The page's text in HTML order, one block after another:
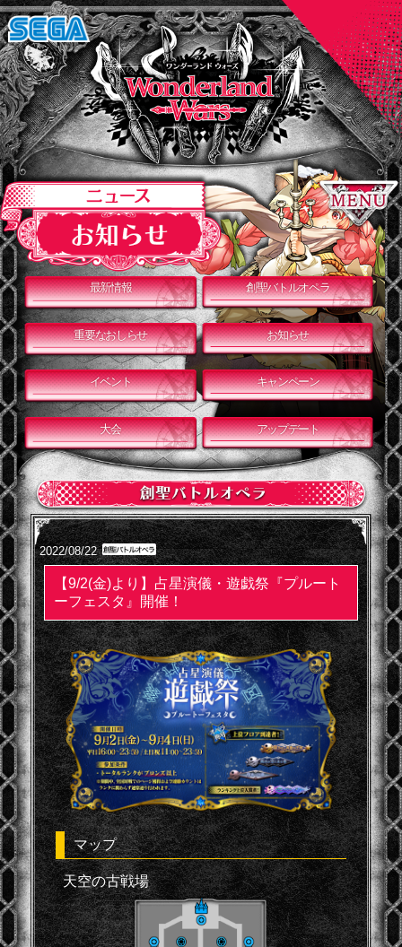
最新情報 創聖バトルオペラ
重要なおしらせ お知らせ
イベント キャンペーン
大会 アップデート
2022/08/22
【9/2(金)より】占星演儀・遊戯祭『プルート
ーフェスタ』開催！
マップ
天空の古戦場